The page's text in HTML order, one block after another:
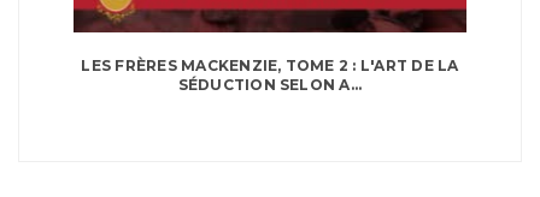
LES FRÈRES MACKENZIE, TOME 2 : L'ART DE LA
SÉDUCTION SELON A...